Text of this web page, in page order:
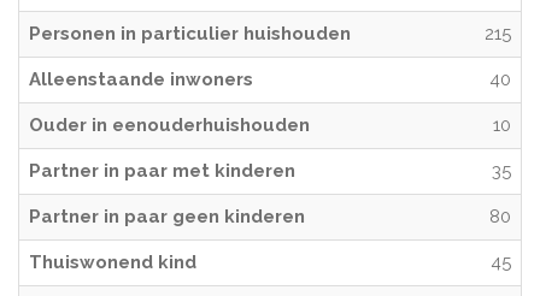
Personen in particulier huishouden 215
Alleenstaande inwoners 40
Ouder in eenouderhuishouden 10
Partner in paar met kinderen 35
Partner in paar geen kinderen 80
Thuiswonend kind 45